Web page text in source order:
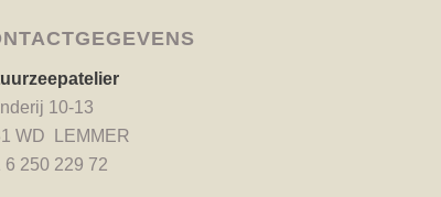
10-13
WD LEMMER
6 250 229 72